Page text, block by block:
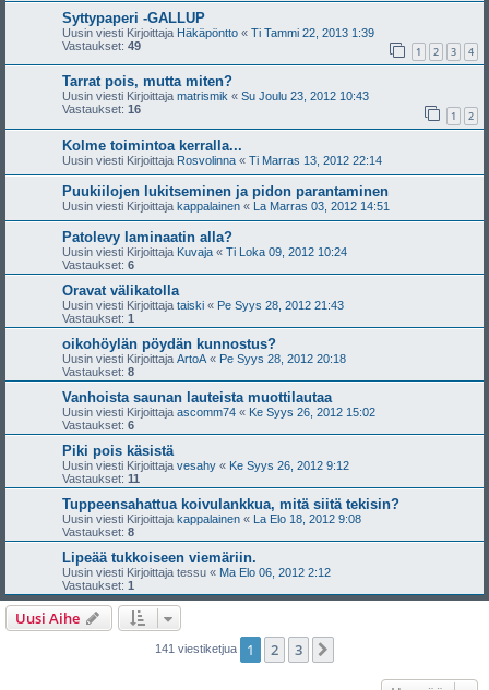
Syttypaperi -GALLUP
Uusin viesti Kirjoittaja Häkäpöntto « Ti Tammi 22, 2013 1:39
Vastaukset: 49 1 2 3 4
Tarrat pois, mutta miten?
Uusin viesti Kirjoittaja matrismik « Su Joulu 23, 2012 10:43
Vastaukset: 16 1 2
Kolme toimintoa kerralla...
Uusin viesti Kirjoittaja Rosvolinna « Ti Marras 13, 2012 22:14
Puukiilojen lukitseminen ja pidon parantaminen
Uusin viesti Kirjoittaja kappalainen « La Marras 03, 2012 14:51
Patolevy laminaatin alla?
Uusin viesti Kirjoittaja Kuvaja « Ti Loka 09, 2012 10:24
Vastaukset: 6
Oravat välikatolla
Uusin viesti Kirjoittaja taiski « Pe Syys 28, 2012 21:43
Vastaukset: 1
oikohöylän pöydän kunnostus?
Uusin viesti Kirjoittaja ArtoA « Pe Syys 28, 2012 20:18
Vastaukset: 8
Vanhoista saunan lauteista muottilautaa
Uusin viesti Kirjoittaja ascomm74 « Ke Syys 26, 2012 15:02
Vastaukset: 6
Piki pois käsistä
Uusin viesti Kirjoittaja vesahy « Ke Syys 26, 2012 9:12
Vastaukset: 11
Tuppeensahattua koivulankkua, mitä siitä tekisin?
Uusin viesti Kirjoittaja kappalainen « La Elo 18, 2012 9:08
Vastaukset: 8
Lipeää tukkoiseen viemäriin.
Uusin viesti Kirjoittaja tessu « Ma Elo 06, 2012 2:12
Vastaukset: 1
Uusi Aihe
141 viestiketjua 1 2 3